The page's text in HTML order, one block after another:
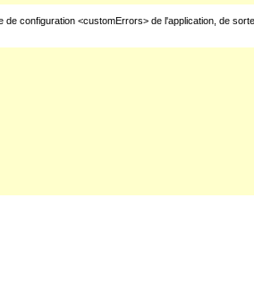
configuration <customErrors> de l'application, de